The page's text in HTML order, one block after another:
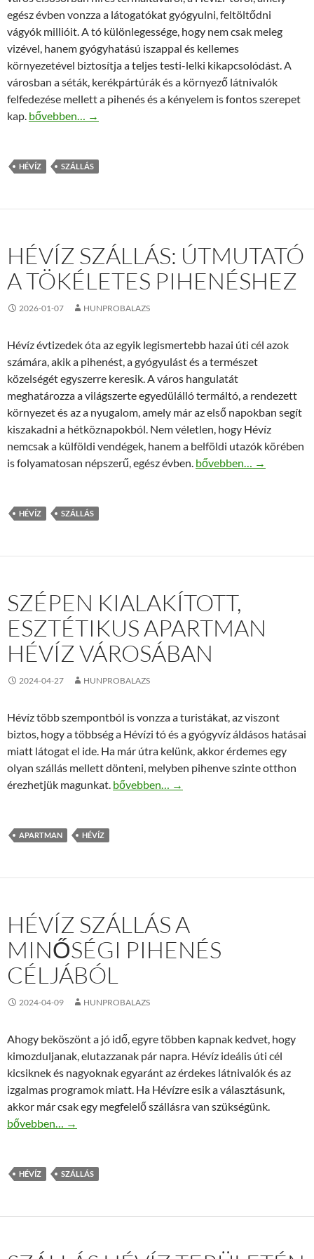
egész évben vonzza a látogatókat gyógyulni, feltöltődni
vágyók millióit. A tó különlegessége, hogy nem csak meleg
vizével, hanem gyógyhatású iszappal és kellemes
környezetével biztosítja a teljes testi-lelki kikapcsolódást. A
városban a séták, kerékpártúrák és a környező látnivalók
felfedezése mellett a pihenés és a kényelem is fontos szerepet
kap. Hévíz szállás tippek: kényelmes pihenés a Lorabel
bővebben… →
HÉVÍZ SZÁLLÁS
HÉVÍZ SZÁLLÁS: ÚTMUTATÓ
A TÖKÉLETES PIHENÉSHEZ
2026-01-07 HUNPROBALAZS
Hévíz évtizedek óta az egyik legismertebb hazai úti cél azok
számára, akik a pihenést, a gyógyulást és a természet
közelségét egyszerre keresik. A város hangulatát
meghatározza a világszerte egyedülálló termáltó, a rendezett
környezet és az a nyugalom, amely már az első napokban segít
kiszakadni a hétköznapokból. Nem véletlen, hogy Hévíz
nemcsak a külföldi vendégek, hanem a belföldi utazók körében
is folyamatosan népszerű, egész évben. Hévíz szállás: útmutató
bővebben… →
HÉVÍZ SZÁLLÁS
SZÉPEN KIALAKÍTOTT,
ESZTÉTIKUS APARTMAN
HÉVÍZ VÁROSÁBAN
2024-04-27 HUNPROBALAZS
Hévíz több szempontból is vonzza a turistákat, az viszont
biztos, hogy a többség a Hévízi tó és a gyógyvíz áldásos hatásai
miatt látogat el ide. Ha már útra kelünk, akkor érdemes egy
olyan szállás mellett dönteni, melyben pihenve szinte otthon
érezhetjük magunkat. Szépen kialakított, esztétikus apartman
bővebben… →
APARTMAN HÉVÍZ
HÉVÍZ SZÁLLÁS A
MINŐSÉGI PIHENÉS
CÉLJÁBÓL
2024-04-09 HUNPROBALAZS
Ahogy beköszönt a jó idő, egyre többen kapnak kedvet, hogy
kimozduljanak, elutazzanak pár napra. Hévíz ideális úti cél
kicsiknek és nagyoknak egyaránt az érdekes látnivalók és az
izgalmas programok miatt. Ha Hévízre esik a választásunk,
akkor már csak egy megfelelő szállásra van szükségünk.
Hévíz szállás a minőségi pihenés céljából
bővebben… →
HÉVÍZ SZÁLLÁS